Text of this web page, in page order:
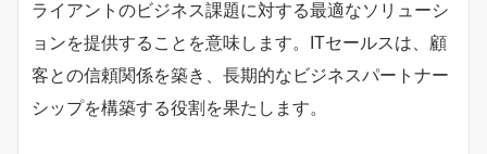
ライアントのビジネス課題に対する最適なソリューシ
ョンを提供することを意味します。ITセールスは、顧
客との信頼関係を築き、長期的なビジネスパートナー
シップを構築する役割を果たします。